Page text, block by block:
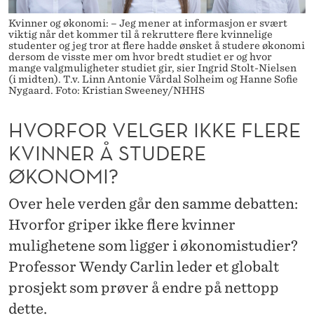
R
V
E
L
G
E
R
K
K
E
F
E
N
Y
D
E
T
Om Bulletin
Kvinner og økonomi: – Jeg mener at informasjon er svært
viktig når det kommer til å rekruttere flere kvinnelige
studenter og jeg tror at flere hadde ønsket å studere økonomi
dersom de visste mer om hvor bredt studiet er og hvor
mange valgmuligheter studiet gir, sier Ingrid Stolt-Nielsen
(i midten). T.v. Linn Antonie Vårdal Solheim og Hanne Sofie
Nygaard. Foto: Kristian Sweeney/NHHS
HVORFOR VELGER IKKE FLERE
KVINNER Å STUDERE
ØKONOMI?
Over hele verden går den samme debatten:
Hvorfor griper ikke flere kvinner
mulighetene som ligger i økonomistudier?
Professor Wendy Carlin leder et globalt
prosjekt som prøver å endre på nettopp
dette.